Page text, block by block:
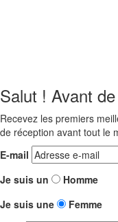
Salut ! Avant
Recevez les premiers
de réception avant tout le
E-mail
Je suis un
Homme
Je suis une
Femme